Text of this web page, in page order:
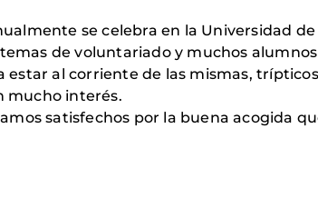
se celebra en la Universidad
de voluntariado y muchos
al corriente de las mismas,
mucho interés.
satisfechos por la buena acogida